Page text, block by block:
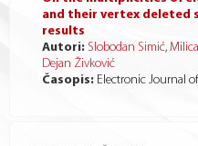
and their vertex deleted
results
Autori: Slobodan Simić,
Dejan Živković
Časopis: Electronic Journal